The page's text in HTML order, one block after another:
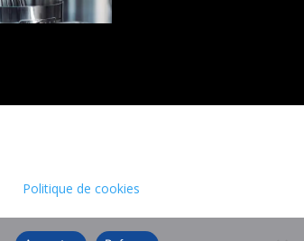
Politique de cookies